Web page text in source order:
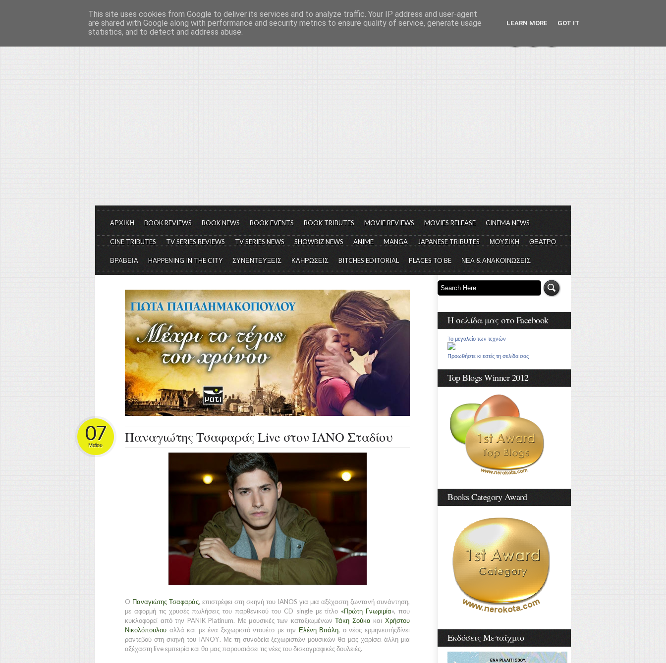
Το μεγαλείο των Τεχνών...
Είμαστε πάντα εδώ για να μιλάμε για τον πολιτισμό, σε κάθε του μορφή και έκταση...
ΑΡΧΙΚΗ BOOK REVIEWS BOOK NEWS BOOK EVENTS BOOK TRIBUTES MOVIE REVIEWS MOVIES RELEASE CINEMA NEWS
CINE TRIBUTES TV SERIES REVIEWS TV SERIES NEWS SHOWBIZ NEWS ANIME MANGA JAPANESE TRIBUTES ΜΟΥΣΙΚΗ ΘΕΑΤΡΟ
ΒΡΑΒΕΙΑ HAPPENING IN THE CITY ΣΥΝΕΝΤΕΥΞΕΙΣ ΚΛΗΡΩΣΕΙΣ BITCHES EDITORIAL PLACES TO BE ΝΕΑ & ΑΝΑΚΟΙΝΩΣΕΙΣ
Παναγιώτης Τσαφαράς Live στον ΙΑΝΟ Σταδίου
07
Μαΐου
O Παναγιώτης Τσαφαράς, επιστρέφει στη σκηνή του IANOS για μια αξέχαστη ζωντανή συνάντηση,
με αφορμή τις χρυσές πωλήσεις του παρθενικού του CD single με τίτλο «Πρώτη Γνωριμία», που
κυκλοφορεί από την PANIK Platinum. Με μουσικές των καταξιωμένωνΤάκη Σούκα καιΧρήστου
Νικολόπουλου αλλά και με ένα ξεχωριστό ντουέτο με την Ελένη Βιτάλη, ο νέος ερμηνευτήςδίνει
ραντεβού στη σκηνή του IANOΥ. Με τη συνοδεία ξεχωριστών μουσικών θα μας χαρίσει άλλη μια
αξέχαστη live εμπειρία και θα μας παρουσιάσει τις νέες του δισκογραφικές δουλειές.
Η σελίδα μας στο Facebook
Το μεγαλείο των τεχνών
Προωθήστε κι εσείς τη σελίδα σας
Top Blogs Winner 2012
Books Category Award
Εκδόσεις Μεταίχμιο
This site uses cookies from Google to deliver its services and to analyze traffic. Your IP address and user-agent
are shared with Google along with performance and security metrics to ensure quality of service, generate usage
statistics, and to detect and address abuse.
LEARN MORE GOT IT